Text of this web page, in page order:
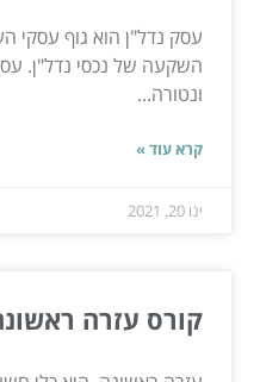
עסק נדל"ן הוא גוף עסקי
השקעה של נכסי נדל"ן.
ונטורה...
קרא עוד »
ינו 20, 2021
קורס עזרה